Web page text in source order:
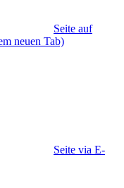
Seite auf
neuen Tab)
Seite via E-